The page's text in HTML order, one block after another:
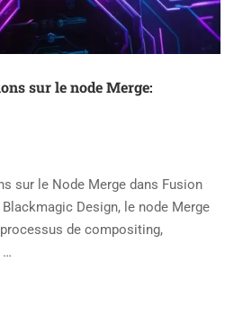
sur le node Merge:
sur le Node Merge dans Fusion
Design, le node Merge
de compositing,
…